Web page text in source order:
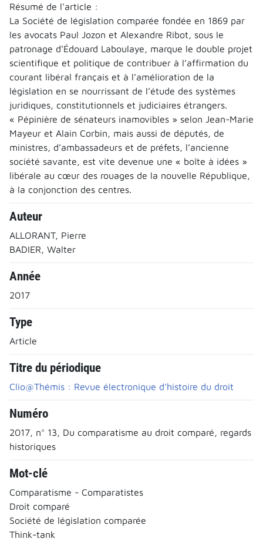
Résumé de l'article :
La Société de législation comparée fondée en 1869 par
les avocats Paul Jozon et Alexandre Ribot, sous le
patronage d’Édouard Laboulaye, marque le double projet
scientifique et politique de contribuer à l’affirmation du
courant libéral français et à l’amélioration de la
législation en se nourrissant de l’étude des systèmes
juridiques, constitutionnels et judiciaires étrangers.
« Pépinière de sénateurs inamovibles » selon Jean-Marie
Mayeur et Alain Corbin, mais aussi de députés, de
ministres, d’ambassadeurs et de préfets, l’ancienne
société savante, est vite devenue une « boîte à idées »
libérale au cœur des rouages de la nouvelle République,
à la conjonction des centres.
Auteur
ALLORANT, Pierre
BADIER, Walter
Année
2017
Type
Article
Titre du périodique
Clio@Thémis : Revue électronique d’histoire du droit
Numéro
2017, n° 13, Du comparatisme au droit comparé, regards
historiques
Mot-clé
Comparatisme - Comparatistes
Droit comparé
Société de législation comparée
Think-tank